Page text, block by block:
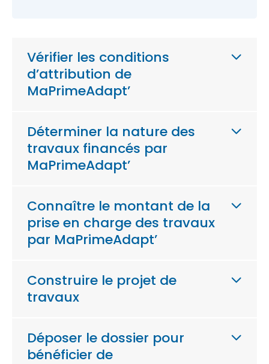
Vérifier les conditions
d’attribution de
MaPrimeAdapt’
Déterminer la nature des
travaux financés par
MaPrimeAdapt’
Connaître le montant de la
prise en charge des travaux
par MaPrimeAdapt’
Construire le projet de
travaux
Déposer le dossier pour
bénéficier de